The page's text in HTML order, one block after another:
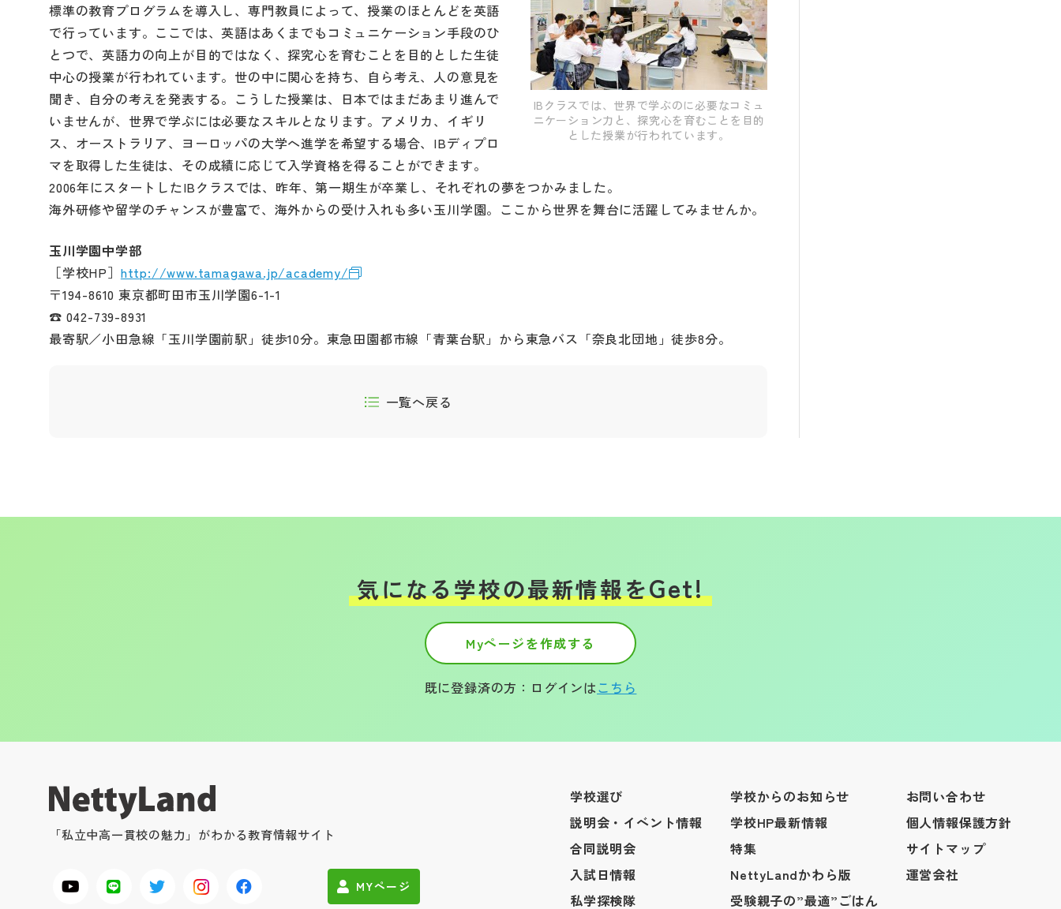
IBクラスでは、世界で学ぶのに必要なコミュ
ニケーション力と、探究心を育むことを目的
とした授業が行われています。
標準の教育プログラムを導入し、専門教員によって、授業のほとんどを英語
で行っています。ここでは、英語はあくまでもコミュニケーション手段のひ
とつで、英語力の向上が目的ではなく、探究心を育むことを目的とした生徒
中心の授業が行われています。世の中に関心を持ち、自ら考え、人の意見を
聞き、自分の考えを発表する。こうした授業は、日本ではまだあまり進んで
いませんが、世界で学ぶには必要なスキルとなります。アメリカ、イギリ
ス、オーストラリア、ヨーロッパの大学へ進学を希望する場合、IBディプロ
マを取得した生徒は、その成績に応じて入学資格を得ることができます。
2006年にスタートしたIBクラスでは、昨年、第一期生が卒業し、それぞれの夢をつかみました。
海外研修や留学のチャンスが豊富で、海外からの受け入れも多い玉川学園。ここから世界を舞台に活躍してみませんか。
玉川学園中学部
［学校HP］ http://www.tamagawa.jp/academy/
〒194-8610 東京都町田市玉川学園6-1-1
☎ 042-739-8931
最寄駅／小田急線「玉川学園前駅」徒歩10分。東急田園都市線「青葉台駅」から東急バス「奈良北団地」徒歩8分。
一覧へ戻る
気になる学校の最新情報をGet!
Myページを作成する
既に登録済の方：ログインはこちら
「私立中高一貫校の魅力」がわかる教育情報サイト
MYページ
学校選び
説明会・イベント情報
合同説明会
入試日情報
私学探検隊
学校からのお知らせ
学校HP最新情報
特集
NettyLandかわら版
受験親子の”最適”ごはん
お問い合わせ
個人情報保護方針
サイトマップ
運営会社